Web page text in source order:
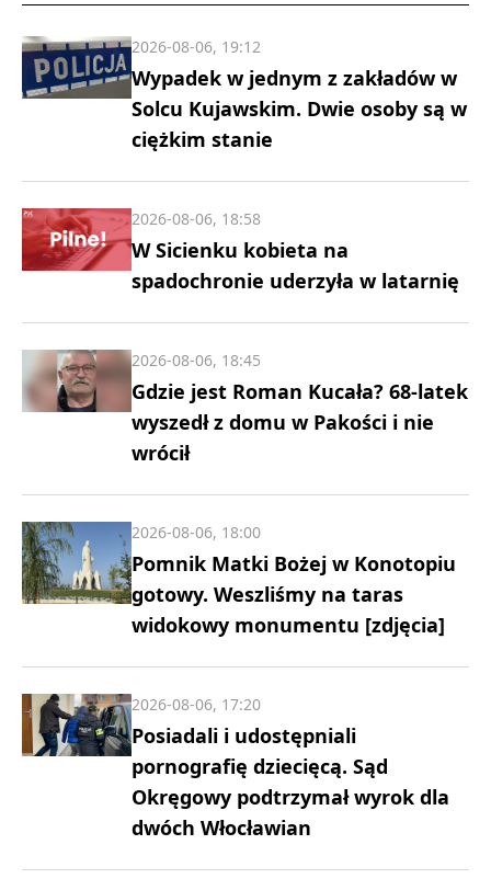
Wypadek w jednym z zakładów w
Solcu Kujawskim. Dwie osoby są w
ciężkim stanie
2026-08-06, 19:12
W Sicienku kobieta na
spadochronie uderzyła w latarnię
2026-08-06, 18:58
Gdzie jest Roman Kucała? 68-latek
wyszedł z domu w Pakości i nie
wrócił
2026-08-06, 18:45
Pomnik Matki Bożej w Konotopiu
gotowy. Weszliśmy na taras
widokowy monumentu [zdjęcia]
2026-08-06, 18:00
Posiadali i udostępniali
pornografię dziecięcą. Sąd
Okręgowy podtrzymał wyrok dla
dwóch Włocławian
2026-08-06, 17:20